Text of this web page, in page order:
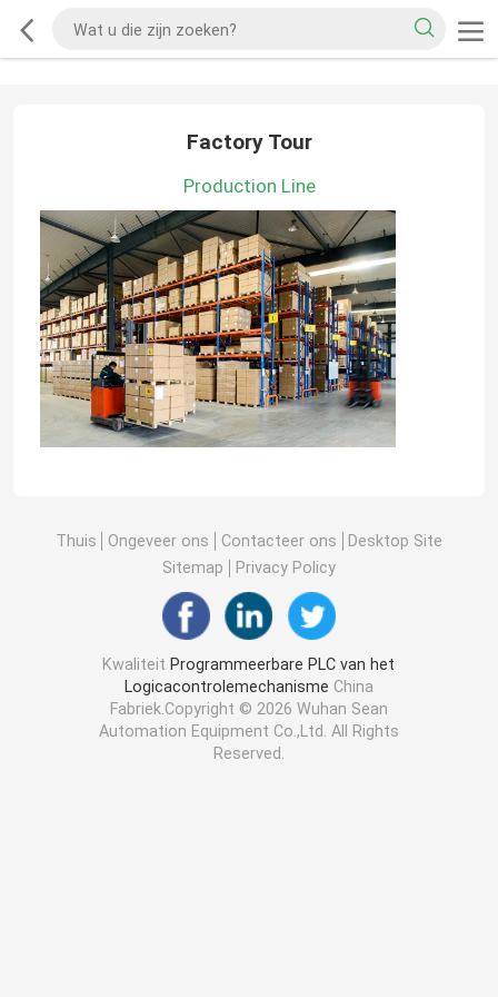
Factory Tour
Production Line
Thuis Ongeveer ons Contacteer ons
Desktop Site
Sitemap
Privacy Policy
Kwaliteit Programmeerbare PLC van het
Logicacontrolemechanisme China
Fabriek.Copyright © 2026 Wuhan Sean
Automation Equipment Co.,Ltd. All Rights
Reserved.